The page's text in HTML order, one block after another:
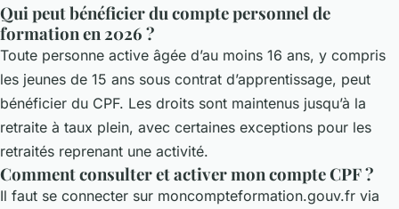
Qui peut bénéficier du compte personnel de
formation en 2026 ?
Toute personne active âgée d’au moins 16 ans, y compris
les jeunes de 15 ans sous contrat d’apprentissage, peut
bénéficier du CPF. Les droits sont maintenus jusqu’à la
retraite à taux plein, avec certaines exceptions pour les
retraités reprenant une activité.
Comment consulter et activer mon compte CPF ?
Il faut se connecter sur moncompteformation.gouv.fr via